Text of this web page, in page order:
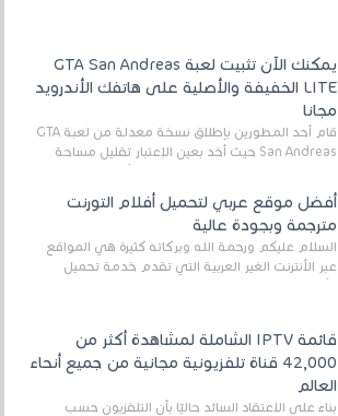
يمكنك الآن تثبيت لعبة GTA San Andreas
LITE الخفيفة والأصلية على هاتفك الأندرويد
مجانا
قام أحد المطورين بإطلاق نسخة معدلة من لعبة GTA
San Andreas حيث أخد بعين الإعتبار تقليل مساحة
أفضل موقع عربي لتحميل أفلام التورنت
مترجمة وبجودة عالية
السلام عليكم ورحمة الله وبركاته كثيرة هي المواقع
عبر الأنترنت الغير العربية التي تقدم خدمة تحميل
الأفلام على التورنت ، ومعظم هذه المواقع ل...
قائمة IPTV الشاملة لمشاهدة أكثر من
42,000 قناة تلفزيونية مجانية من جميع أنحاء
العالم
بناءً على الاعتقاد السائد حاليًا بأن التلفزيون حسب